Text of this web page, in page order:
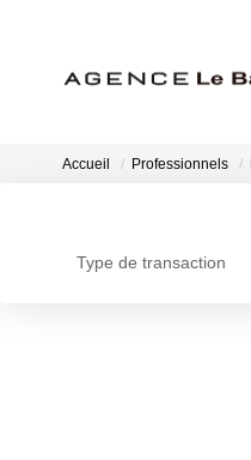
Accueil Professionnels
Type de transaction